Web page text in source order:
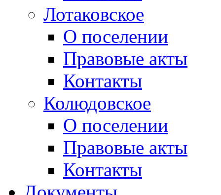
Лотаковское
О поселении
Правовые акты
Контакты
Колюдовское
О поселении
Правовые акты
Контакты